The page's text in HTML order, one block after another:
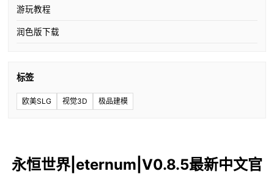
游玩教程
润色版下载
标签
欧美SLG 视觉3D 极品建模
永恒世界|eternum|V0.8.5最新中文官